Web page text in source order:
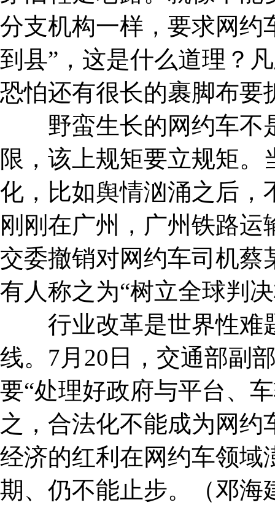
分支机构一样，要求网约
到县”，这是什么道理？
恐怕还有很长的裹脚布要
野蛮生长的网约车不
限，该上规矩要立规矩
化，比如舆情汹涌之后，
刚刚在广州，广州铁路
交委撤销对网约车司机蔡
有人称之为“树立全球判
行业改革是世界性难
线。7月20日，交通部副
要“处理好政府与平台、
之，合法化不能成为网约
经济的红利在网约车领域
期、仍不能止步。（邓海